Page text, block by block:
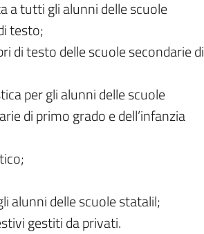
a tutti gli alunni delle scuole
testo;
di testo delle scuole secondarie di
per gli alunni delle scuole
di primo grado e dell’infanzia
alunni delle scuole statalil;
gestiti da privati.